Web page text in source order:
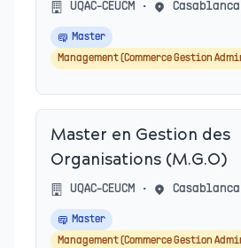
UQAC-CEUCM • Casablanca
Master
Management (Commerce Gestion
Master en Gestion des
Organisations (M.G.O)
UQAC-CEUCM • Casablanca
Master
Management (Commerce Gestion